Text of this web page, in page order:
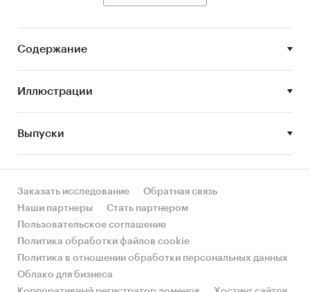
Описание типа исследования:
Данный отчет написан по результатам
кабинетного исследования. Кабинетное
направленного на поиск и анализ данных,
содержащихся в открытых источниках
информации.
Выдержки из исследования:
Последние несколько лет российское
производство туалетной бумаги растет на …%
в год. Лишь в 2018 году объемы производства
Содержание
Иллюстрации
Выпуски
Заказать исследование
Обратная связь
Наши партнеры
Стать партнером
Пользовательское соглашение
Политика обработки файлов cookie
Политика в отношении обработки персональных данных
Облако для бизнеса